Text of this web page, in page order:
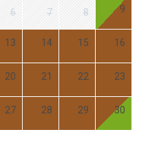
6 7 8 9
13 14 15 16
20 21 22 23
27 28 29 30